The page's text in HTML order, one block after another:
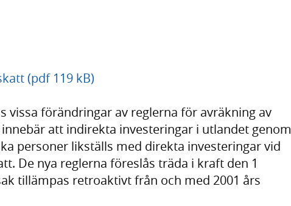
(pdf 119 kB)
vissa förändringar av reglerna för avräkning av
att indirekta investeringar i utlandet genom
personer likställs med direkta investeringar vid
De nya reglerna föreslås träda i kraft den 1
tillämpas retroaktivt från och med 2001 års